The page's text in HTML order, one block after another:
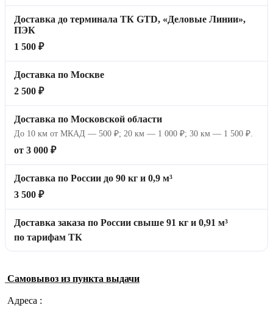
Доставка до терминала ТК GTD, «Деловые Линии»,
ПЭК
1 500 ₽
Доставка по Москве
2 500 ₽
Доставка по Московской области
До 10 км от МКАД — 500 ₽; 20 км — 1 000 ₽; 30 км — 1 500 ₽.
от 3 000 ₽
Доставка по России до 90 кг и 0,9 м³
3 500 ₽
Доставка заказа по России свыше 91 кг и 0,91 м³
по тарифам ТК
Самовывоз из пункта выдачи
Адреса :